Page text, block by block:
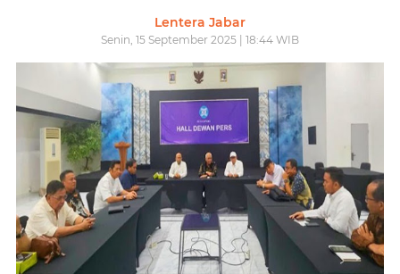
Lentera Jabar
Senin, 15 September 2025 | 18:44 WIB